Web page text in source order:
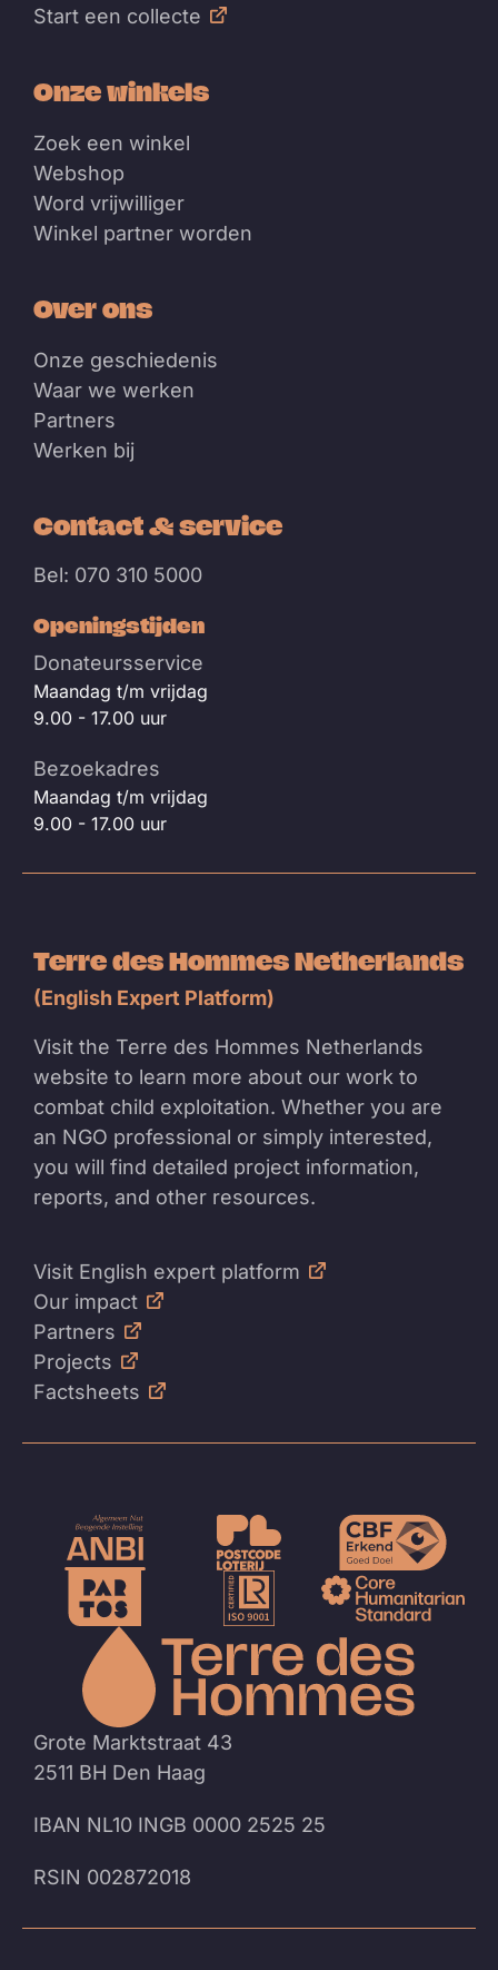
Start een collecte
Onze winkels
Zoek een winkel
Webshop
Word vrijwilliger
Winkel partner worden
Over ons
Onze geschiedenis
Waar we werken
Partners
Werken bij
Contact & service
Bel: 070 310 5000
Openingstijden
Donateursservice
Maandag t/m vrijdag
9.00 - 17.00 uur
Bezoekadres
Maandag t/m vrijdag
9.00 - 17.00 uur
Terre des Hommes Netherlands
(English Expert Platform)
Visit the Terre des Hommes Netherlands
website to learn more about our work to
combat child exploitation. Whether you are
an NGO professional or simply interested,
you will find detailed project information,
reports, and other resources.
Visit English expert platform
Our impact
Partners
Projects
Factsheets
Grote Marktstraat 43
2511 BH Den Haag
IBAN NL10 INGB 0000 2525 25
RSIN 002872018